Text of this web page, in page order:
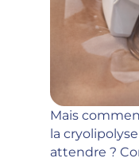
Mais
la
attendre ?